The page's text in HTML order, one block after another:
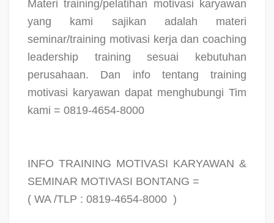
Materi training/pelatihan motivasi karyawan
yang kami sajikan adalah materi
seminar/training motivasi kerja dan coaching
leadership training sesuai kebutuhan
perusahaan. Dan info tentang training
motivasi karyawan dapat menghubungi Tim
kami = 0819-4654-8000
INFO TRAINING MOTIVASI KARYAWAN &
SEMINAR MOTIVASI BONTANG =
( WA /TLP : 0819-4654-8000 )